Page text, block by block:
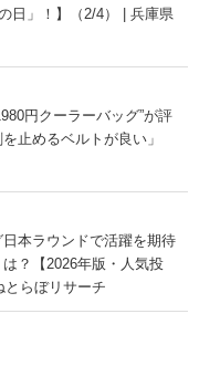
日」！】（2/4） | 兵庫県
円クーラーバッグ”が評
止めるベルトが良い」
日本ラウンドで活躍を期待
？【2026年版・人気投
らぼリサーチ